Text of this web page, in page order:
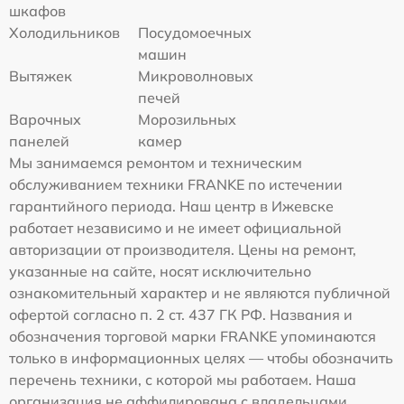
шкафов
Холодильников
Посудомоечных
машин
Вытяжек
Микроволновых
печей
Варочных
панелей
Морозильных
камер
Мы занимаемся ремонтом и техническим
обслуживанием техники FRANKE по истечении
гарантийного периода. Наш центр в Ижевске
работает независимо и не имеет официальной
авторизации от производителя. Цены на ремонт,
указанные на сайте, носят исключительно
ознакомительный характер и не являются публичной
офертой согласно п. 2 ст. 437 ГК РФ. Названия и
обозначения торговой марки FRANKE упоминаются
только в информационных целях — чтобы обозначить
перечень техники, с которой мы работаем. Наша